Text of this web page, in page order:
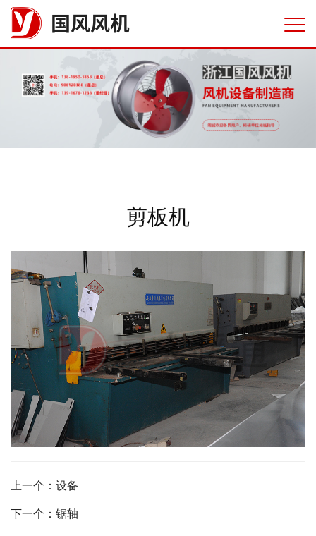
国风风机
剪板机
上一个：设备
下一个：锯轴